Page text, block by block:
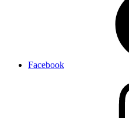
Facebook